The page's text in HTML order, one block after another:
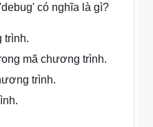
có nghĩa là gì?
trình.
mã chương trình.
trình.